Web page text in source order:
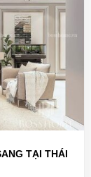
TẠI THÁI